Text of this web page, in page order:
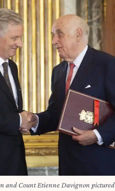
and Count Etienne Davignon